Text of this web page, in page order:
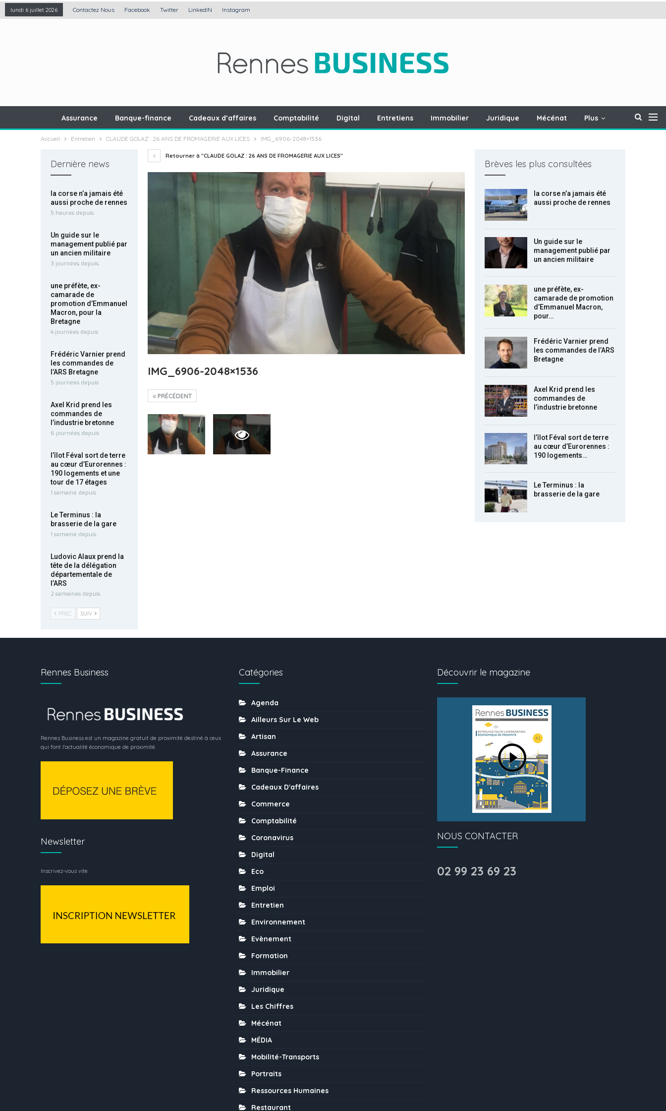
lundi 6 juillet 2026 Contactez Nous Facebook Twitter LinkedIN Instagram
Assurance Banque-finance Cadeaux d’affaires Comptabilité Digital Entretiens Immobilier Juridique Mécénat Plus
Accueil Entretien CLAUDE GOLAZ : 26 ANS DE FROMAGERIE AUX LICES IMG_6906-2048×1536
Retourner à "CLAUDE GOLAZ : 26 ANS DE FROMAGERIE AUX LICES"
IMG_6906-2048×1536
PRÉCÉDENT
Brèves les plus consultées
la corse n’a jamais été
aussi proche de rennes
Un guide sur le
management publié par
un ancien militaire
une préfète, ex-
camarade de promotion
d’Emmanuel Macron,
pour…
Frédéric Varnier prend
les commandes de l’ARS
Bretagne
Axel Krid prend les
commandes de
l’industrie bretonne
l’îlot Féval sort de terre
au cœur d’Eurorennes :
190 logements…
Le Terminus : la
brasserie de la gare
Dernière news
la corse n’a jamais été
aussi proche de rennes
5 heures depuis
Un guide sur le
management publié par
un ancien militaire
3 journées depuis
une préfète, ex-
camarade de
promotion d’Emmanuel
Macron, pour la
Bretagne
4 journées depuis
Frédéric Varnier prend
les commandes de
l’ARS Bretagne
5 journées depuis
Axel Krid prend les
commandes de
l’industrie bretonne
6 journées depuis
l’îlot Féval sort de terre
au cœur d’Eurorennes :
190 logements et une
tour de 17 étages
1 semaine depuis
Le Terminus : la
brasserie de la gare
1 semaine depuis
Ludovic Alaux prend la
tête de la délégation
départementale de
l’ARS
2 semaines depuis
PREC SUIV
Rennes Business
Rennes Business est un magazine gratuit de proximité destiné à ceux
qui font l’actualité économique de proximité.
Newsletter
Inscrivez-vous vite
Catégories
Agenda
Ailleurs Sur Le Web
Artisan
Assurance
Banque-Finance
Cadeaux D'affaires
Commerce
Comptabilité
Coronavirus
Digital
Eco
Emploi
Entretien
Environnement
Evènement
Formation
Immobilier
Juridique
Les Chiffres
Mécénat
MÉDIA
Mobilité-Transports
Portraits
Ressources Humaines
Restaurant
Découvrir le magazine
NOUS CONTACTER
02 99 23 69 23